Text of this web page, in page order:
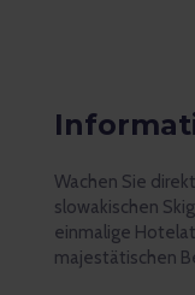
Wachen Sie
slowakischen
einmalige
majestätischen